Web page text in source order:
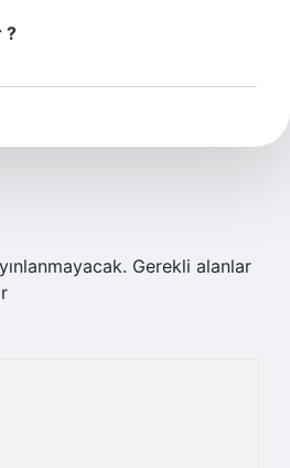
?
Gerekli alanlar